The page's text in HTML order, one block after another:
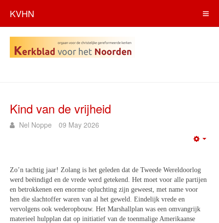
KVHN
Kind van de vrijheid
Nel Noppe 09 May 2026
Zo’n tachtig jaar! Zolang is het geleden dat de Tweede Wereldoorlog
werd beëindigd en de vrede werd getekend. Het moet voor alle partijen
en betrokkenen een enorme opluchting zijn geweest, met name voor
hen die slachtoffer waren van al het geweld. Eindelijk vrede en
vervolgens ook wederopbouw. Het Marshallplan was een omvangrijk
materieel hulpplan dat op initiatief van de toenmalige Amerikaanse